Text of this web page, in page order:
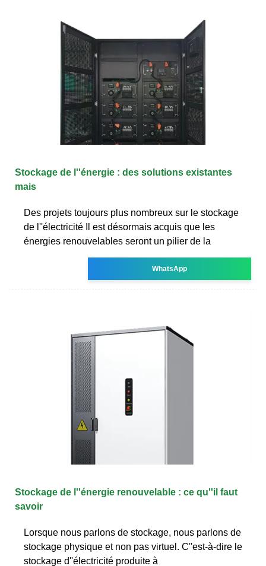
Stockage de l''énergie : des solutions existantes
mais
Des projets toujours plus nombreux sur le stockage
de l''électricité Il est désormais acquis que les
énergies renouvelables seront un pilier de la
WhatsApp
Stockage de l''énergie renouvelable : ce qu''il faut
savoir
Lorsque nous parlons de stockage, nous parlons de
stockage physique et non pas virtuel. C''est-à-dire le
stockage d''électricité produite à